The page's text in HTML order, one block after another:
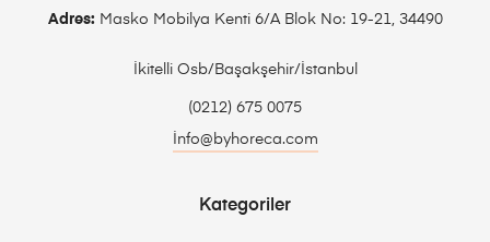
Adres:Masko Mobilya Kenti 6/A Blok No: 19-21, 34490
İkitelli Osb/Başakşehir/İstanbul
(0212) 675 0075
İnfo@byhoreca.com
Kategoriler